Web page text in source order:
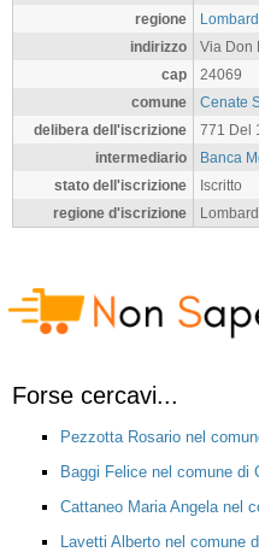
regione
indirizzo
Via Don
cap
24069
comune
Cenate
delibera dell'iscrizione
771 Del
intermediario
Banca
stato dell'iscrizione
Iscritto
regione d'iscrizione
Forse cercavi...
Pezzotta Rosario nel
Baggi Felice nel comune di
Cattaneo Maria Angela nel
Lavetti Alberto nel comune